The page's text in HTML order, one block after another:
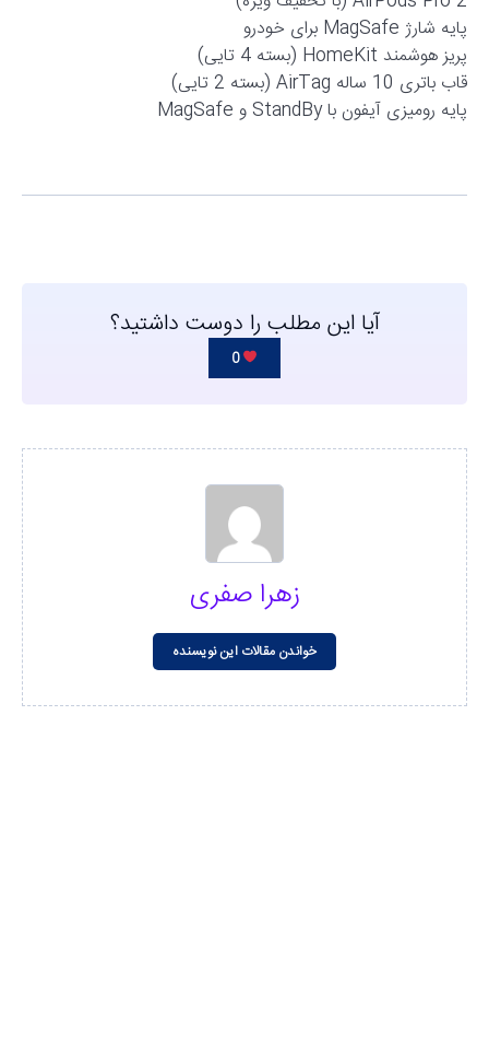
پایه شارژ MagSafe برای خودرو
پریز هوشمند HomeKit (بسته 4 تایی)
قاب باتری 10 ساله AirTag (بسته 2 تایی)
پایه رومیزی آیفون با StandBy و MagSafe
آیا این مطلب را دوست داشتید؟
0
زهرا صفری
خواندن مقالات این نویسنده